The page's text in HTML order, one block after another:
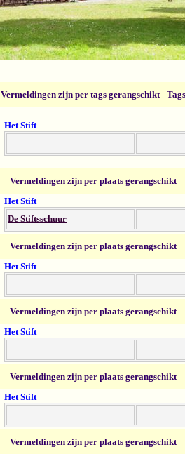
Vermeldingen zijn per tags gerangschikt
Het Stift
Vermeldingen zijn per plaats gerangschikt
Het Stift
De Stiftsschuur
Vermeldingen zijn per plaats gerangschikt
Het Stift
Vermeldingen zijn per plaats gerangschikt
Het Stift
Vermeldingen zijn per plaats gerangschikt
Het Stift
Vermeldingen zijn per plaats gerangschikt